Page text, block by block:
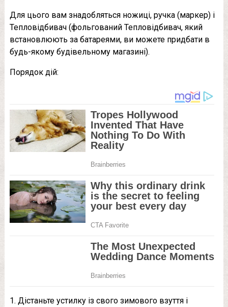
Для цього вам знадобляться ножиці, ручка (маркер) і
Тепловідбивач (фольгований Тепловідбивач, який
встановлюють за батареями, ви можете придбати в
будь-якому будівельному магазині).
Порядок дій:
1. Дістаньте устилку із свого зимового взуття і